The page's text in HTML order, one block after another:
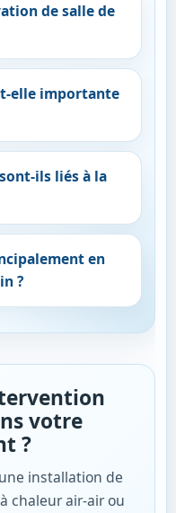
de salle de
elle importante
ils liés à la
en
?
votre
?
installation de
chaleur air-air ou